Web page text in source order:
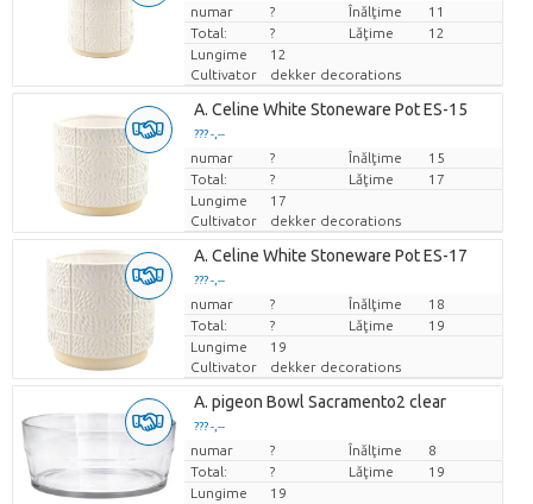
Pret per bucata
numar ? Înălţime
11
Total:
? Lăţime
12
Lungime
12
Cultivator
dekker decorations
A. Celine White Stoneware Pot ES-15
??? -,--
Pret per bucata
numar ? Înălţime
15
Total:
? Lăţime
17
Lungime
17
Cultivator
dekker decorations
A. Celine White Stoneware Pot ES-17
??? -,--
Pret per bucata
numar ? Înălţime
18
Total:
? Lăţime
19
Lungime
19
Cultivator
dekker decorations
A. pigeon Bowl Sacramento2 clear
??? -,--
Pret per bucata
numar ? Înălţime
8
Total:
? Lăţime
19
Lungime
19